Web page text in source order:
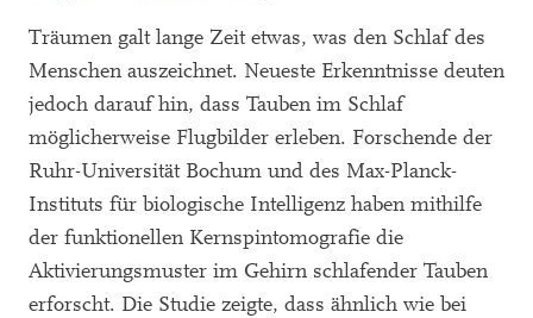
Träumen galt lange Zeit etwas, was den Schlaf des
Menschen auszeichnet. Neueste Erkenntnisse deuten
jedoch darauf hin, dass Tauben im Schlaf
möglicherweise Flugbilder erleben. Forschende der
Ruhr-Universität Bochum und des Max-Planck-
Instituts für biologische Intelligenz haben mithilfe
der funktionellen Kernspintomografie die
Aktivierungsmuster im Gehirn schlafender Tauben
erforscht. Die Studie zeigte, dass ähnlich wie bei